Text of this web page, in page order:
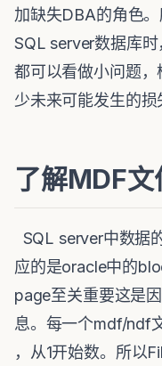
加缺失DBA的角色
SQL server数据库
都可以看做小问题
少未来可能发生的损
了解MDF文
SQL server中数据
应的是oracle中的
page至关重要这是
息。每一个mdf/ndf
，从1开始数。所以